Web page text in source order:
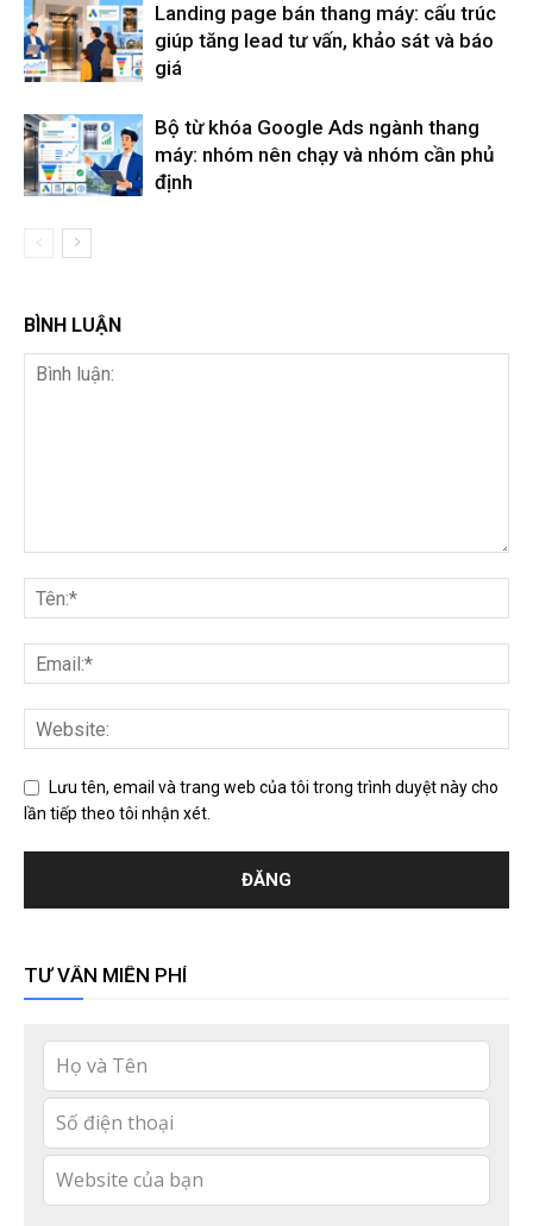
Landing page bán thang máy: cấu trúc
giúp tăng lead tư vấn, khảo sát và báo
giá
Bộ từ khóa Google Ads ngành thang
máy: nhóm nên chạy và nhóm cần phủ
định
BÌNH LUẬN
Lưu tên, email và trang web của tôi trong trình duyệt này cho
lần tiếp theo tôi nhận xét.
TƯ VẤN MIỄN PHÍ
this
field
blank